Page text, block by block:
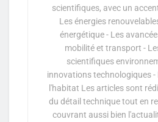
scientifiques, avec un
Les énergies
énergétique - Les
mobilité et transport -
scientifiques
innovations technologiques
l'habitat Les articles sont
du détail technique tout en
couvrant aussi bien